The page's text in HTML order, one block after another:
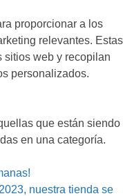
proporcionar a los
relevantes. Estas
sitios web y recopilan
personalizados.
que están siendo
en una categoría.
nuestra tienda se